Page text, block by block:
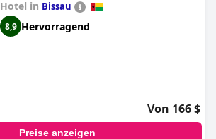
Hotel in Bissau
8,9 Hervorragend
Von 166 $
Preise anzeigen